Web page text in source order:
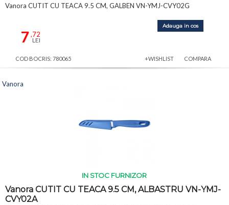
Vanora CUTIT CU TEACA 9.5 CM, GALBEN VN-YMJ-CVY02G
7,72
LEI
Adauga in cos
COD BOCRIS: 780065 +WISHLIST COMPARA
IN STOC FURNIZOR
Vanora CUTIT CU TEACA 9.5 CM, ALBASTRU VN-YMJ-
CVY02A
Vanora